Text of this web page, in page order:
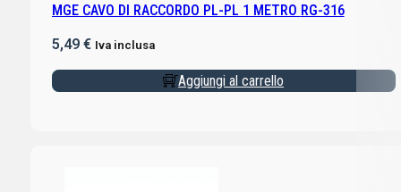
MGE CAVO DI RACCORDO PL-PL 1 METRO RG-316
5,49 € Iva inclusa
Aggiungi al carrello